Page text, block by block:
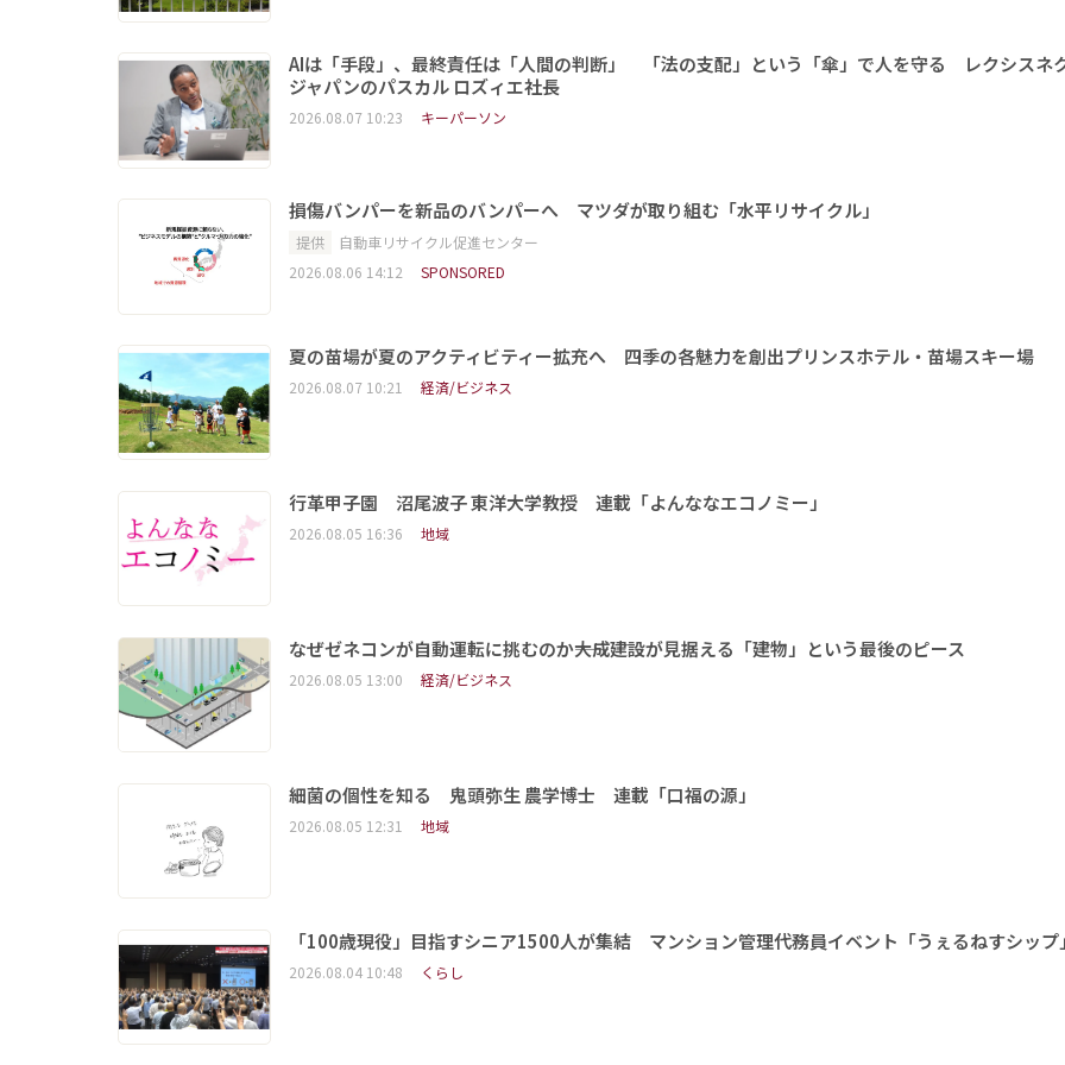
AIは「手段」、最終責任は「人間の判断」 「法の支配」という「傘」で人を守る レクシスネ
ジャパンのパスカル ロズィエ社長
2026.08.07 10:23 キーパーソン
損傷バンパーを新品のバンパーへ マツダが取り組む「水平リサイクル」
提供
自動車リサイクル促進センター
2026.08.06 14:12
SPONSORED
夏の苗場が夏のアクティビティー拡充へ 四季の各魅力を創出プリンスホテル・苗場スキー場
2026.08.07 10:21 経済/ビジネス
行革甲子園 沼尾波子 東洋大学教授 連載「よんななエコノミー」
2026.08.05 16:36 地域
なぜゼネコンが自動運転に挑むのか――大成建設が見据える「建物」という最後のピース
2026.08.05 13:00 経済/ビジネス
細菌の個性を知る 鬼頭弥生 農学博士 連載「口福の源」
2026.08.05 12:31 地域
「100歳現役」目指すシニア1500人が集結 マンション管理代務員イベント「うぇるねすシップ
2026.08.04 10:48 くらし